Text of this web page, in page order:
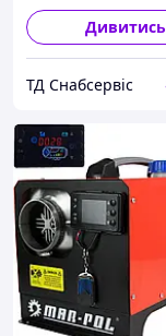
Дивитись
ТД Снабсервіс